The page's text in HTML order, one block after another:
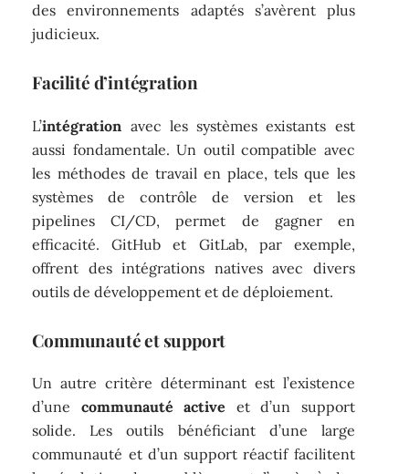
des environnements adaptés s’avèrent plus
judicieux.
Facilité d’intégration
L’intégration avec les systèmes existants est
aussi fondamentale. Un outil compatible avec
les méthodes de travail en place, tels que les
systèmes de contrôle de version et les
pipelines CI/CD, permet de gagner en
efficacité. GitHub et GitLab, par exemple,
offrent des intégrations natives avec divers
outils de développement et de déploiement.
Communauté et support
Un autre critère déterminant est l’existence
d’une communauté active et d’un support
solide. Les outils bénéficiant d’une large
communauté et d’un support réactif facilitent